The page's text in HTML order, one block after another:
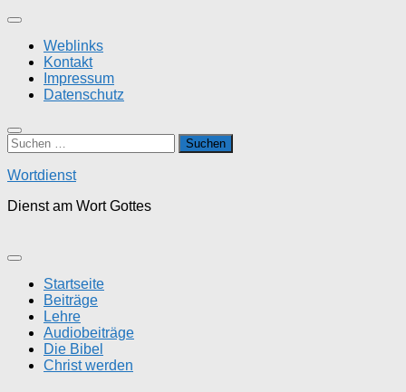
Zum
springenWeblinks
Kontakt
Impressum
Datenschutz
Suchen
nach:
Wortdienst
Dienst am Wort Gottes
Startseite
Beiträge
Lehre
Audiobeiträge
Die Bibel
Christ werden